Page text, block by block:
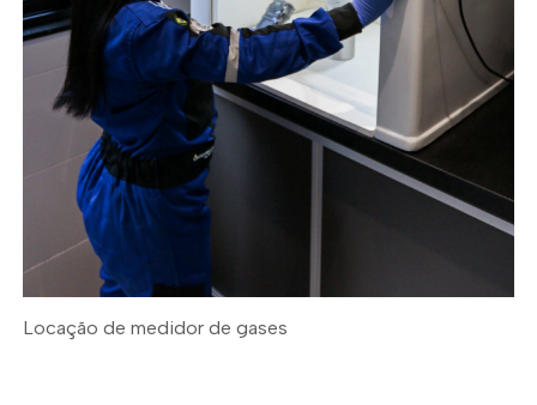
Locação de medidor de gases